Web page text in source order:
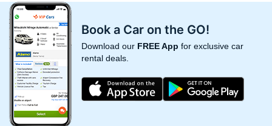
Book a Car on the GO!
Download our FREE App for exclusive car
rental deals.